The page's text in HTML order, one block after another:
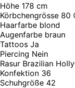
Höhe 178 cm
Körbchengrösse 80
Haarfarbe blond
Augenfarbe braun
Tattoos Ja
Piercing Nein
Rasur Brazilian
Konfektion 36
Schuhgröße 42